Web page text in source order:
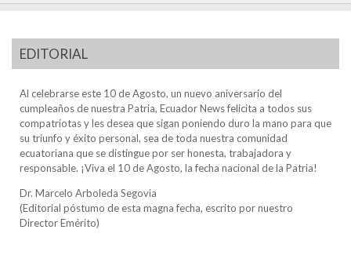
EDITORIAL
Al celebrarse este 10 de Agosto, un nuevo aniversario del
cumpleaños de nuestra Patria, Ecuador News felicita a todos sus
compatriotas y les desea que sigan poniendo duro la mano para que
su triunfo y éxito personal, sea de toda nuestra comunidad
ecuatoriana que se distingue por ser honesta, trabajadora y
responsable. ¡Viva el 10 de Agosto, la fecha nacional de la Patria!
Dr. Marcelo Arboleda Segovia
(Editorial póstumo de esta magna fecha, escrito por nuestro
Director Emérito)